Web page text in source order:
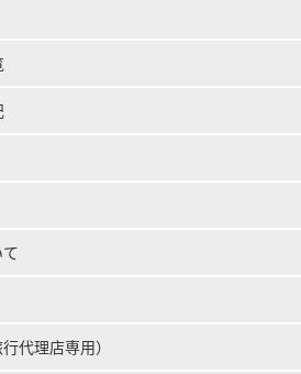
代理店専用）